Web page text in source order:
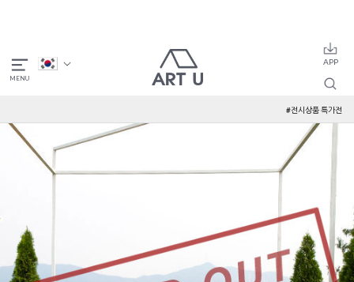
#전시상품 특가전